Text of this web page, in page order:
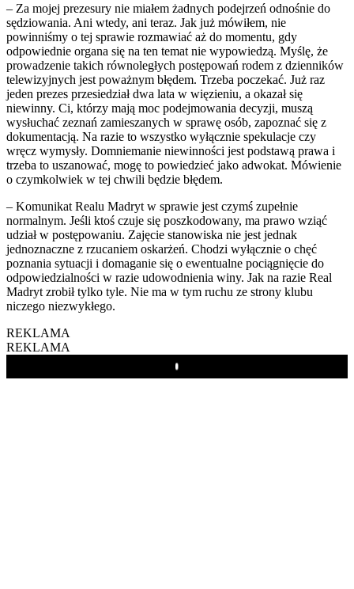
– Za mojej prezesury nie miałem żadnych podejrzeń odnośnie do
sędziowania. Ani wtedy, ani teraz. Jak już mówiłem, nie
powinniśmy o tej sprawie rozmawiać aż do momentu, gdy
odpowiednie organa się na ten temat nie wypowiedzą. Myślę, że
prowadzenie takich równoległych postępowań rodem z dzienników
telewizyjnych jest poważnym błędem. Trzeba poczekać. Już raz
jeden prezes przesiedział dwa lata w więzieniu, a okazał się
niewinny. Ci, którzy mają moc podejmowania decyzji, muszą
wysłuchać zeznań zamieszanych w sprawę osób, zapoznać się z
dokumentacją. Na razie to wszystko wyłącznie spekulacje czy
wręcz wymysły. Domniemanie niewinności jest podstawą prawa i
trzeba to uszanować, mogę to powiedzieć jako adwokat. Mówienie
o czymkolwiek w tej chwili będzie błędem.
– Komunikat Realu Madryt w sprawie jest czymś zupełnie
normalnym. Jeśli ktoś czuje się poszkodowany, ma prawo wziąć
udział w postępowaniu. Zajęcie stanowiska nie jest jednak
jednoznaczne z rzucaniem oskarżeń. Chodzi wyłącznie o chęć
poznania sytuacji i domaganie się o ewentualne pociągnięcie do
odpowiedzialności w razie udowodnienia winy. Jak na razie Real
Madryt zrobił tylko tyle. Nie ma w tym ruchu ze strony klubu
niczego niezwykłego.
REKLAMA
REKLAMA
Play